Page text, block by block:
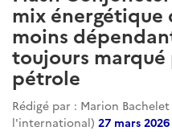
mix énergétique
moins
toujours
pétrole
Rédigé par : Marion
l'international) 27 mars 2026